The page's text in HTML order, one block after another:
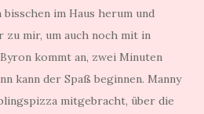
im Haus herum und
mir, um auch noch mit in
kommt an, zwei Minuten
kann der Spaß beginnen. Manny
mitgebracht, über die